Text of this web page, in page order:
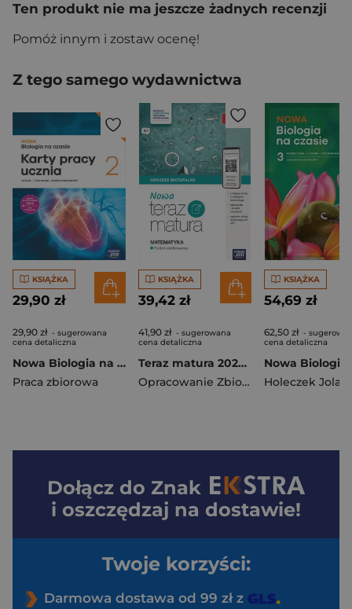
Ten produkt nie ma jeszcze żadnych recenzji
Pomóż innym i zostaw ocenę!
Z tego samego wydawnictwa
KSIĄŻKA
29,90 zł
29,90 zł - sugerowana
cena detaliczna
Nowa Biologia na czasie karty pracy 2 liceum i technikum zakres podstawowy EDYCJA 2025
Praca zbiorowa
KSIĄŻKA
39,42 zł
41,90 zł - sugerowana
cena detaliczna
Teraz matura 2025/2026 Matematyka Arkusze maturalne zakres podstawowy
Opracowanie Zbiorowe
KSIĄŻKA
54,69 zł
62,50 zł -
cena detaliczna
Holeczek
Dołącz do Znak
i oszczędzaj na dostawie!
Twoje korzyści:
Darmowa dostawa od 99 zł z